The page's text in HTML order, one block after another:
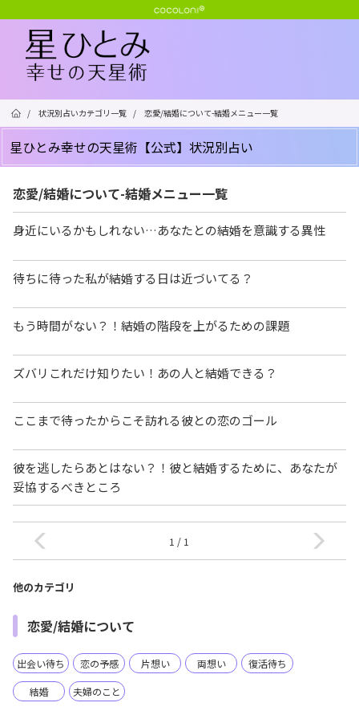
/ 状況別占いカテゴリ一覧 / 恋愛/結婚について-結婚メニュー一覧
星ひとみ幸せの天星術【公式】状況別占い
恋愛/結婚について-結婚メニュー一覧
身近にいるかもしれない…あなたとの結婚を意識する異性
待ちに待った私が結婚する日は近づいてる？
もう時間がない？！結婚の階段を上がるための課題
ズバリこれだけ知りたい！あの人と結婚できる？
ここまで待ったからこそ訪れる彼との恋のゴール
彼を逃したらあとはない？！彼と結婚するために、あなたが
妥協するべきところ
1 / 1
他のカテゴリ
恋愛/結婚について
出会い待ち 恋の予感 片想い 両想い 復活待ち
結婚 夫婦のこと